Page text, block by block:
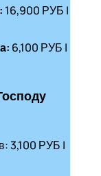
16,900 РУБ |
6,100 РУБ |
3,100 РУБ |